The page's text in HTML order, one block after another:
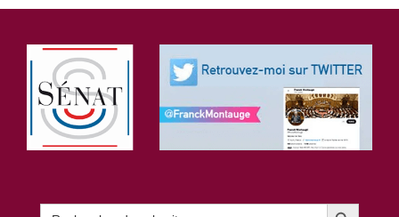
Footer
Search Search Button